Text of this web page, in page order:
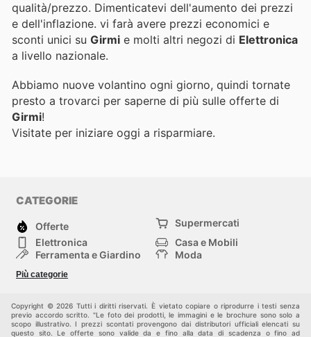
qualità/prezzo. Dimenticatevi dell'aumento dei prezzi
e dell'inflazione. vi farà avere prezzi economici e
sconti unici su Girmi e molti altri negozi di Elettronica
a livello nazionale.
Abbiamo nuove volantino ogni giorno, quindi tornate
presto a trovarci per saperne di più sulle offerte di
Girmi!
Visitate per iniziare oggi a risparmiare.
CATEGORIE
Offerte
Supermercati
Elettronica
Casa e Mobili
Ferramenta e Giardino
Moda
Bambini e Neonati
Più categorie
Copyright © 2026 Tutti i diritti riservati. È vietato copiare o riprodurre i testi senza
previo accordo scritto. "Le foto dei prodotti, le immagini e le brochure sono solo a
scopo illustrativo. I prezzi scontati provengono dai distributori ufficiali elencati su
questo sito. Le offerte sono valide da e fino alla data di scadenza o fino ad